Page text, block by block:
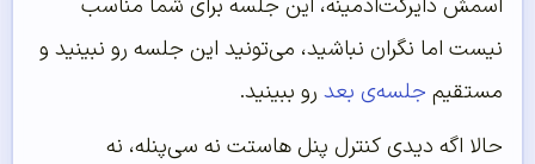
نیست اما نگران نباشید، می‌تونید این جلسه رو نبینید و
مستقیم جلسه‌ی بعد رو ببینید.
حالا اگه دیدی کنترل پنل هاستت نه سی‌پنله، نه